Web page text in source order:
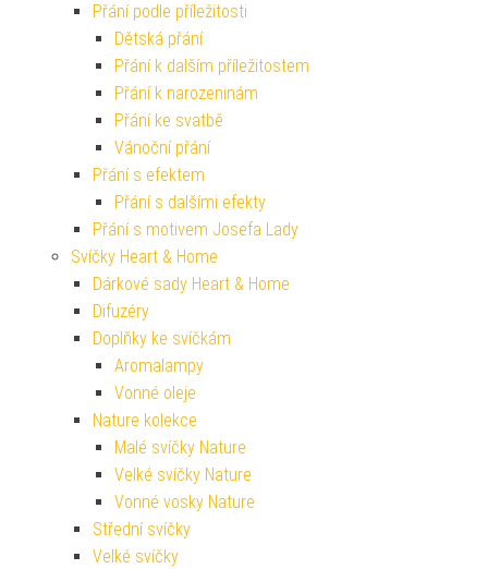
Přání podle příležitosti
Dětská přání
Přání k dalším příležitostem
Přání k narozeninám
Přání ke svatbě
Vánoční přání
Přání s efektem
Přání s dalšími efekty
Přání s motivem Josefa Lady
Svíčky Heart & Home
Dárkové sady Heart & Home
Difuzéry
Doplňky ke svíčkám
Aromalampy
Vonné oleje
Nature kolekce
Malé svíčky Nature
Velké svíčky Nature
Vonné vosky Nature
Střední svíčky
Velké svíčky